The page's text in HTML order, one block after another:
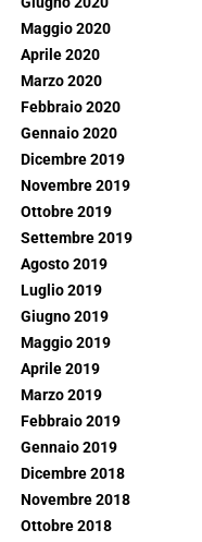
Maggio 2020
Aprile 2020
Marzo 2020
Febbraio 2020
Gennaio 2020
Dicembre 2019
Novembre 2019
Ottobre 2019
Settembre 2019
Agosto 2019
Luglio 2019
Giugno 2019
Maggio 2019
Aprile 2019
Marzo 2019
Febbraio 2019
Gennaio 2019
Dicembre 2018
Novembre 2018
Ottobre 2018